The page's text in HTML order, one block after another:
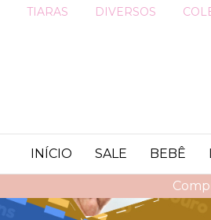
TIARAS DIVERSOS
INÍCIO SALE BEBÊ